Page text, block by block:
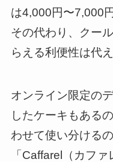
は4,000円〜7,000
その代わり、クー
らえる利便性は代
オンライン限定の
したケーキもある
わせて使い分ける
「Caffarel（カフ